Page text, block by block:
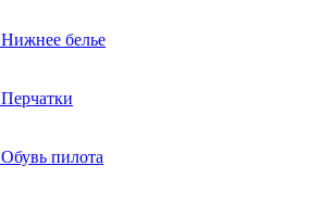
Нижнее белье
Перчатки
Обувь пилота